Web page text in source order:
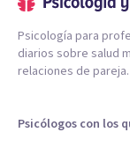
Psicología para
diarios sobre salud
relaciones de pareja.
Psicólogos con los